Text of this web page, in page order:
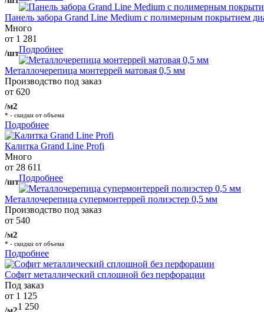
Панель забора Grand Line Medium с полимерным покрытием
Много
от 1 281
/штПодробнее
Металлочерепица монтеррей матовая 0,5 мм
Производство под заказ
от 620
/м2
* - скидки от объема
Подробнее
Калитка Grand Line Profi
Много
от 28 611
/штПодробнее
Металлочерепица супермонтеррей полиэстер 0,5 мм
Производство под заказ
от 540
/м2
* - скидки от объема
Подробнее
Софит металлический сплошной без перфорации
Под заказ
от 1 125
1 250